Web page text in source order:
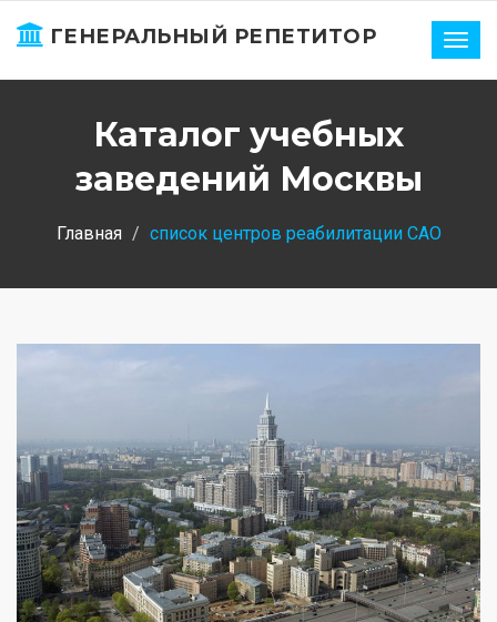
ГЕНЕРАЛЬНЫЙ РЕПЕТИТОР
Каталог учебных
заведений Москвы
Главная список центров реабилитации САО